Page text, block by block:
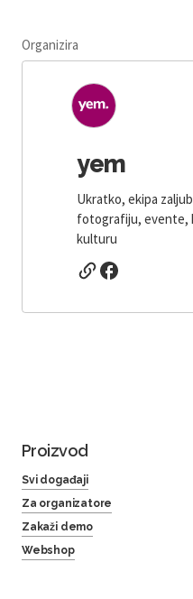
Organizira
yem
Ukratko, ekipa
fotografiju, evente,
kulturu
Proizvod
Svi događaji
Za organizatore
Zakaži demo
Webshop